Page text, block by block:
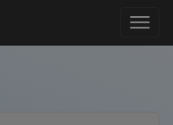
Toggle